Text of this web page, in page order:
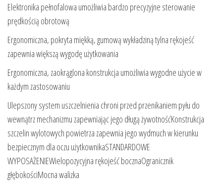
Elektronika pełnofalowa umożliwia bardzo precyzyjne sterowanie
prędkością obrotową
Ergonomiczna, pokryta miękką, gumową wykładziną tylna rękojeść
zapewnia większą wygodę użytkowania
Ergonomiczna, zaokrąglona konstrukcja umożliwia wygodne użycie w
każdym zastosowaniu
Ulepszony system uszczelnienia chroni przed przenikaniem pyłu do
wewnątrz mechanizmu zapewniając jego długą żywotnośćKonstrukcja
szczelin wylotowych powietrza zapewnia jego wydmuch w kierunku
bezpiecznym dla oczu użytkownikaSTANDARDOWE
WYPOSAŻENIEWielopozycyjna rękojeść bocznaOgranicznik
głębokościMocna walizka